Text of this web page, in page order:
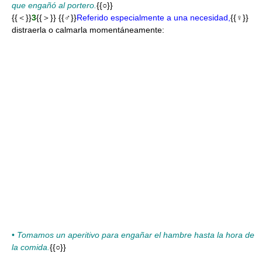
que engañó al portero. {{○}}
{{＜}}3{{＞}} {{♂}}Referido especialmente a una necesidad, {{♀}}
distraerla o calmarla momentáneamente:
• Tomamos un aperitivo para engañar el hambre hasta la hora de
la comida. {{○}}